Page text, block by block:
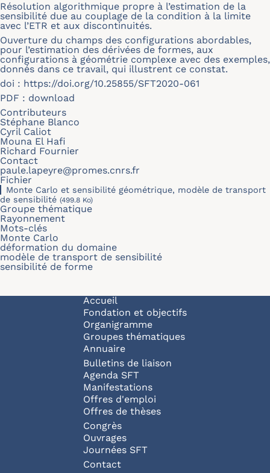
Résolution algorithmique propre à l’estimation de la
sensibilité due au couplage de la condition à la limite
avec l’ETR et aux discontinuités.
Ouverture du champs des configurations abordables,
pour l’estimation des dérivées de formes, aux
configurations à géométrie complexe avec des exemples,
donnés dans ce travail, qui illustrent ce constat.
doi : https://doi.org/10.25855/SFT2020-061
PDF : download
Contributeurs
Stéphane Blanco
Cyril Caliot
Mouna El Hafi
Richard Fournier
Contact
paule.lapeyre@promes.cnrs.fr
Fichier
Monte Carlo et sensibilité géométrique, modèle de transport
de sensibilité (499.8 Ko)
Groupe thématique
Rayonnement
Mots-clés
Monte Carlo
déformation du domaine
modèle de transport de sensibilité
sensibilité de forme
Navigation principale
Accueil
Fondation et objectifs
Organigramme
Groupes thématiques
Annuaire
Bulletins de liaison
Agenda SFT
Manifestations
Offres d'emploi
Offres de thèses
Congrès
Ouvrages
Journées SFT
Pied de page
Contact